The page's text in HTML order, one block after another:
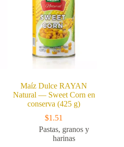
Maíz Dulce RAYAN
Natural — Sweet Corn en
conserva (425 g)
$1.51
Pastas, granos y
harinas